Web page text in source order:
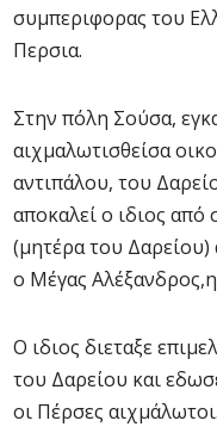
συμπεριφορας του
Περσια.
Στην πόλη Σούσα,
αιχμαλωτισθείσα
αντιπάλου, του
αποκαλεί o ιδιος από
(μητέρα του Δαρείου)
ο Μέγας
Ο ιδιος διεταξε
του Δαρείου και
οι Πέρσες αιχμάλωτοι.